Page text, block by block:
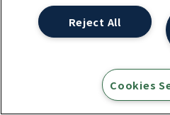
場合、検索エンジンはそれ
ることを認識しようとし、
ージとして認識されること
る場合もあります。例えば
べてのURLのバリエーショ
Reject All
Cookies